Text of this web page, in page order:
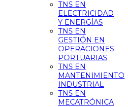
TNS EN
ELECTRICIDAD
Y ENERGÍAS
TNS EN
GESTIÓN EN
OPERACIONES
PORTUARIAS
TNS EN
MANTENIMIENTO
INDUSTRIAL
TNS EN
MECATRÓNICA